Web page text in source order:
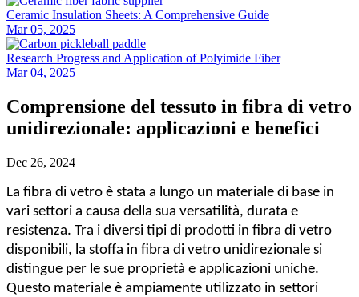
Ceramic Insulation Sheets: A Comprehensive Guide
Mar 05, 2025
Research Progress and Application of Polyimide Fiber
Mar 04, 2025
Comprensione del tessuto in fibra di vetro
unidirezionale: applicazioni e benefici
Dec 26, 2024
La fibra di vetro è stata a lungo un materiale di base in
vari settori a causa della sua versatilità, durata e
resistenza. Tra i diversi tipi di prodotti in fibra di vetro
disponibili, la stoffa in fibra di vetro unidirezionale si
distingue per le sue proprietà e applicazioni uniche.
Questo materiale è ampiamente utilizzato in settori